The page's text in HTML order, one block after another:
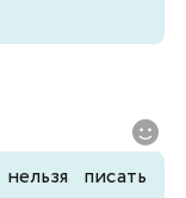
писать